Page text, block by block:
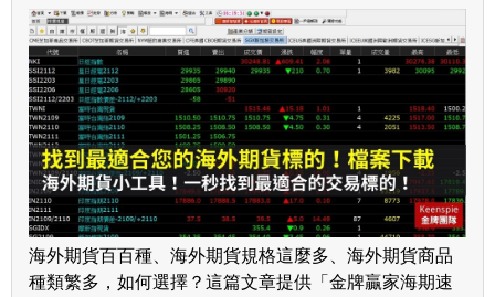
海外期貨百百種、海外期貨規格這麼多、海外期貨商品
種類繁多，如何選擇？這篇文章提供「金牌贏家海期速